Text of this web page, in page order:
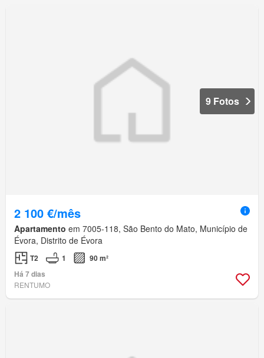
9 Fotos
2 100 €/mês
Apartamento em 7005-118, São Bento do Mato, Município de
Évora, Distrito de Évora
T2 1
90 m²
Há 7 dias
RENTUMO